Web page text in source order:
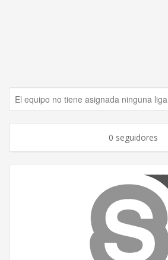
El equipo no tiene asignada ninguna liga
0 seguidores